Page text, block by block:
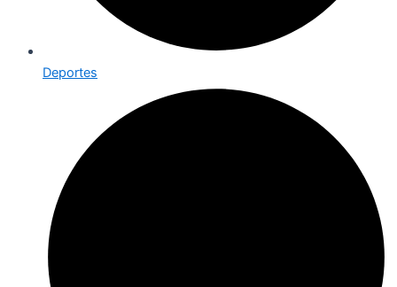
Deportes